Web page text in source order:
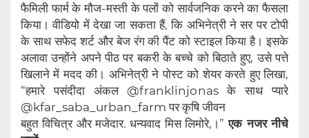
फैमिली फार्म के मौज-मस्ती के पलों को सार्वजनिक करने का फैसला
किया। वीडियो में देखा जा सकता हैं, कि अभिनेत्री ने सर पर टोपी
के साथ सफेद शर्ट और बेज रंग की पैंट को स्टाइल किया है। इसके
अलावा उन्होंने अपने पीठ पर बकरी के बच्चे को बिठाते हुए, उसे पत्ते
खिलाने में मदद की। अभिनेत्री ने पोस्ट को शेयर करते हुए लिखा,
“हमारे पसंदीदा अंकल @franklinjonas के साथ प्यारे
@kfar_saba_urban_farm पर कृषि जीवन
बहुत विचित्र और मजेदार. धन्यवाद मिस लिमोरे,।” एक नजर नीचे